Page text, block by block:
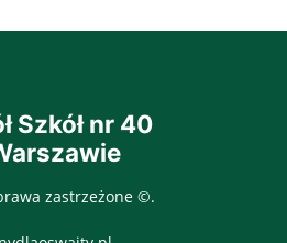
Szkół nr 40
zastrzeżone ©.